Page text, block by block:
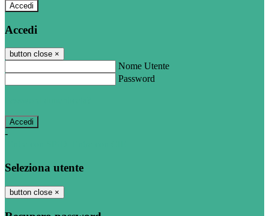
Accedi
Accedi
button close ×
Nome Utente
Password
-
Seleziona utente
button close ×